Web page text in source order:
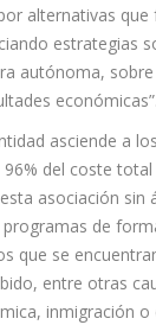
alternativas que
estrategias
autónoma,
económicas”.
asciende a
del coste
asociación sin
de
que se
entre otras
inmigración o